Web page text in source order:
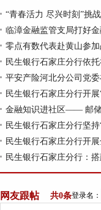
“青春活力 尽兴时刻”挑
临漳金融监管支局打好
零点有数代表赴黄山参
民生银行石家庄分行依
平安产险河北分公司党
民生银行石家庄分行开
金融知识进社区—— 邮
民生银行石家庄分行坚
民生银行石家庄分行开
民生银行石家庄分行：
网友跟帖 共0条登录名：